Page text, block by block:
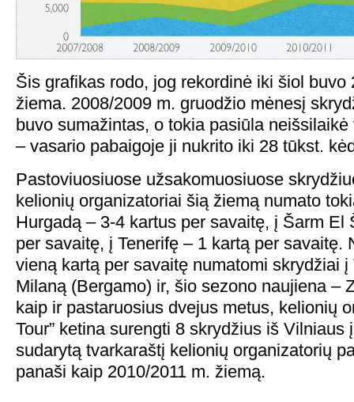
Šis grafikas rodo, jog rekordinė iki šiol buvo
žiema. 2008/2009 m. gruodžio mėnesį
buvo sumažintas, o tokia pasiūla
– vasario pabaigoje ji nukrito iki 28 tūkst.
Pastoviuosiuose užsakomuosiuose
kelionių organizatoriai šią žiemą numato
Hurgadą – 3-4 kartus per savaitę, į Šarm El
per savaitę, į Tenerifę – 1 kartą per savaitę.
vieną kartą per savaitę numatomi skrydžiai į
Milaną (Bergamo) ir, šio sezono naujiena –
kaip ir pastaruosius dvejus metus, kelionių
Tour” ketina surengti 8 skrydžius iš Vilniaus
sudarytą tvarkaraštį kelionių organizatorių
panaši kaip 2010/2011 m. žiemą.